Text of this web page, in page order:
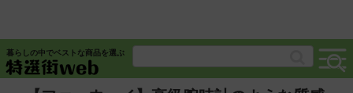
暮らしの中でベストな商品を選ぶ